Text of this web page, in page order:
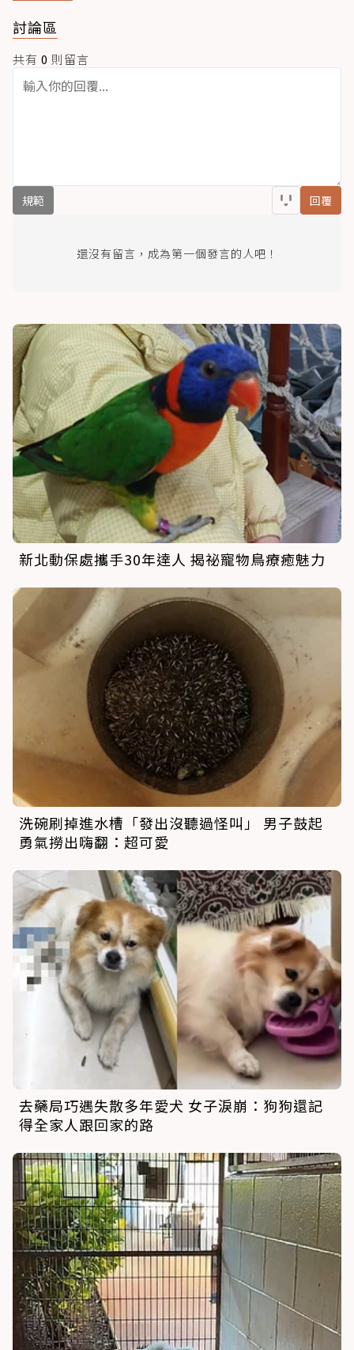
討論區
共有 0 則留言
規範 回覆
還沒有留言，成為第一個發言的人吧！
新北動保處攜手30年達人 揭祕寵物鳥療癒魅力
洗碗刷掉進水槽「發出沒聽過怪叫」 男子鼓起
勇氣撈出嗨翻：超可愛
去藥局巧遇失散多年愛犬 女子淚崩：狗狗還記
得全家人跟回家的路